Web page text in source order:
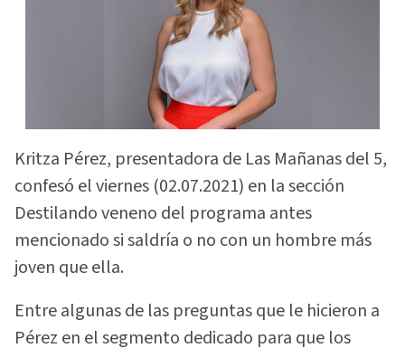
Kritza Pérez, presentadora de Las Mañanas del 5,
confesó el viernes (02.07.2021) en la sección
Destilando veneno del programa antes
mencionado si saldría o no con un hombre más
joven que ella.
Entre algunas de las preguntas que le hicieron a
Pérez en el segmento dedicado para que los